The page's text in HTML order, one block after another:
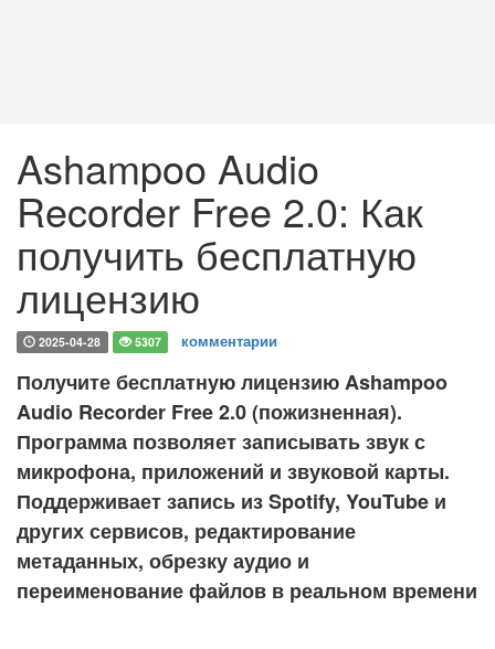
Ashampoo Audio
Recorder Free 2.0: Как
получить бесплатную
лицензию
2025-04-28 5307 комментарии
Получите бесплатную лицензию Ashampoo
Audio Recorder Free 2.0 (пожизненная).
Программа позволяет записывать звук с
микрофона, приложений и звуковой карты.
Поддерживает запись из Spotify, YouTube и
других сервисов, редактирование
метаданных, обрезку аудио и
переименование файлов в реальном времени